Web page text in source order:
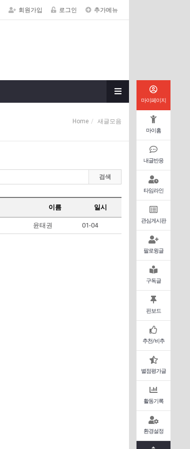
회원가입 로그인 추가메뉴
Home 새글모음
마이페이지
마이홈
내글반응
타임라인
관심게시판
팔로윙글
구독글
핀보드
추천/비추
별점평가글
활동기록
환경설정
검색
이름 일시
윤태권 01-04